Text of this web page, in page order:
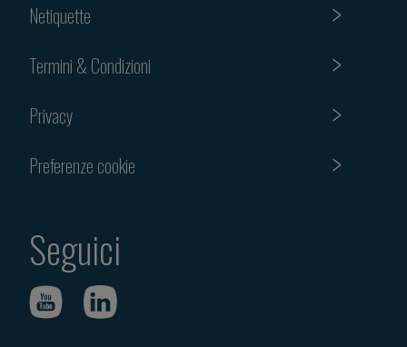
Netiquette
Termini & Condizioni
Privacy
Preferenze cookie
Seguici